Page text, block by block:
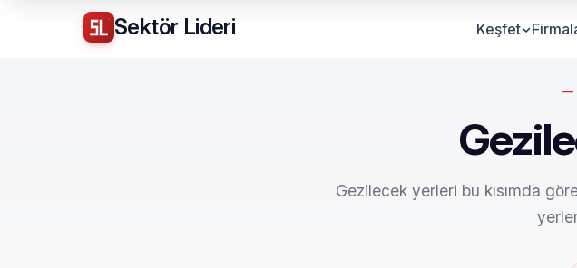
Sektör Lideri Keşfet
Gezilecek yerleri bu kısımda